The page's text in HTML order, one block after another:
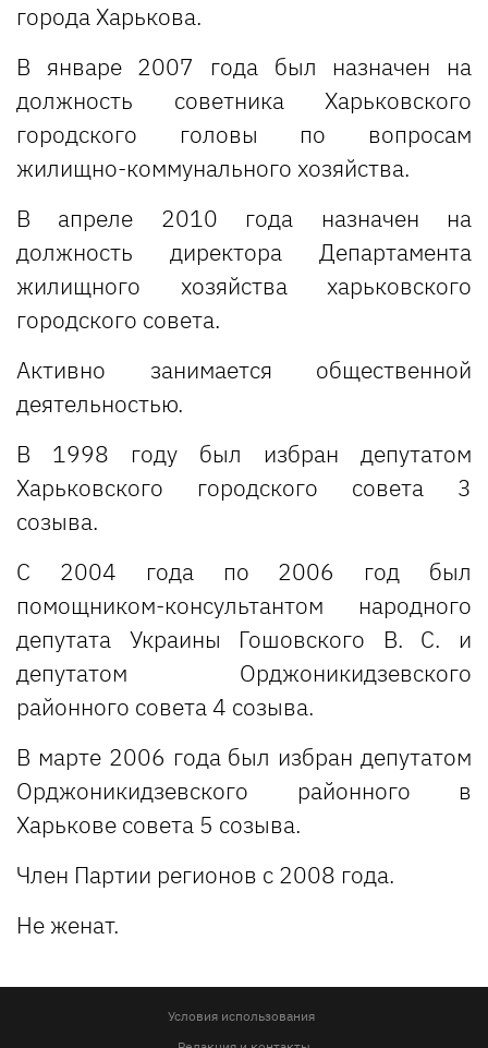
города Харькова.
В январе 2007 года был назначен на
должность советника Харьковского
городского головы по вопросам
жилищно-коммунального хозяйства.
В апреле 2010 года назначен на
должность директора Департамента
жилищного хозяйства харьковского
городского совета.
Активно занимается общественной
деятельностью.
В 1998 году был избран депутатом
Харьковского городского совета 3
созыва.
С 2004 года по 2006 год был
помощником-консультантом народного
депутата Украины Гошовского В. С. и
депутатом Орджоникидзевского
районного совета 4 созыва.
В марте 2006 года был избран депутатом
Орджоникидзевского районного в
Харькове совета 5 созыва.
Член Партии регионов с 2008 года.
Не женат.
Условия использования